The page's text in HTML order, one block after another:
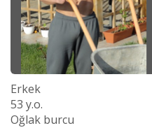
Erkek
53 y.o.
Oğlak burcu